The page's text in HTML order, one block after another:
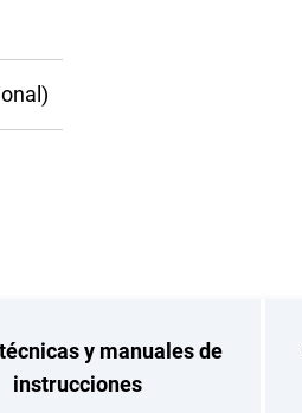
y manuales de
instrucciones